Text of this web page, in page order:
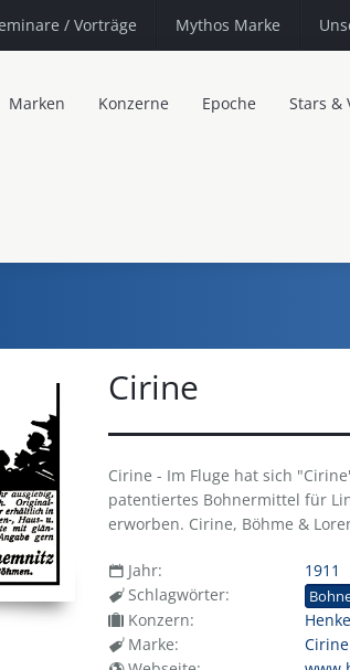
/ Vorträge Mythos Marke
Marken Konzerne Epoche Stars &
Cirine
Cirine - Im Fluge hat sich
patentiertes Bohnermittel für
erworben. Cirine, Böhme &
Jahr:
1911
Schlagwörter:
Konzern:
Marke:
Cirine